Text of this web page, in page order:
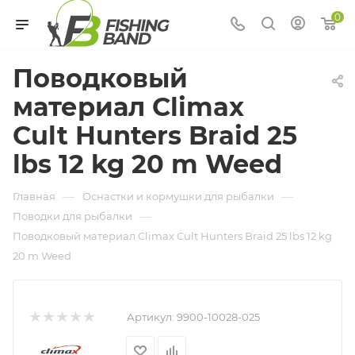
0
Поводковый
материал Climax
Cult Hunters Braid 25
lbs 12 kg 20 m Weed
Главная — Оснастки и кормушки для рыбалки —
Поводки для рыбалки —
Поводковый материал Climax Cult Hunters Braid 25 lbs 12 kg
20 m Weed
Артикул: 9900-10028-025